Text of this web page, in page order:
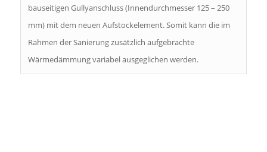
bauseitigen Gullyanschluss (Innendurchmesser 125 – 250
mm) mit dem neuen Aufstockelement. Somit kann die im
Rahmen der Sanierung zusätzlich aufgebrachte
Wärmedämmung variabel ausgeglichen werden.